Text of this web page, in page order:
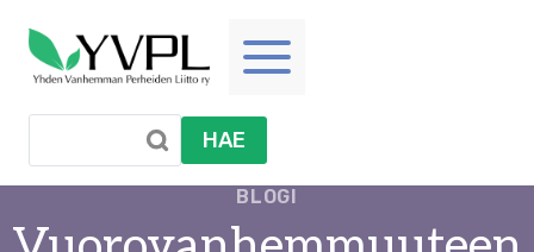
sisältöön
HAE
BLOGI